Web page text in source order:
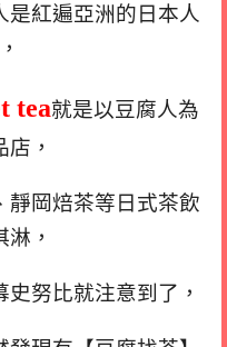
是紅遍亞洲的日本人
tea就是以豆腐人為
，
靜岡焙茶等日式茶飲
，
努比就注意到了，